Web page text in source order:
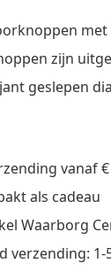
met
zijn
geslepen
vanaf €
als cadeau
Waarborg
verzending: